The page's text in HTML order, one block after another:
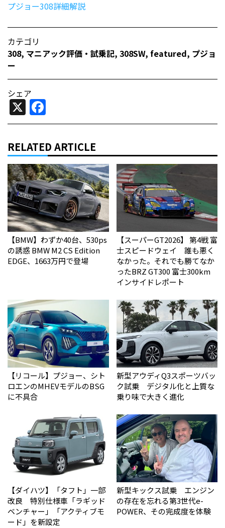
プジョー308詳細解説
カテゴリ
308, マニアック評価・試乗記, 308SW, featured, プジョ
ー
シェア
X
RELATED ARTICLE
【BMW】わずか40台、530ps
の誘惑 BMW M2 CS Edition
EDGE、1663万円で登場
【スーパーGT2026】 第4戦 富
士スピードウェイ 誰も悪く
なかった。それでも勝てなか
った――BRZ GT300 富士300km
インサイドレポート
【リコール】プジョー、シト
ロエンのMHEVモデルのBSG
に不具合
新型アウディQ3スポーツバッ
ク試乗 デジタル化と上質な
乗り味で大きく進化
【ダイハツ】「タフト」一部
改良 特別仕様車「ラギッド
ベンチャー」「アクティブモ
ード」を新設定
新型キックス試乗 エンジン
の存在を忘れる第3世代e-
POWER、その完成度を体験